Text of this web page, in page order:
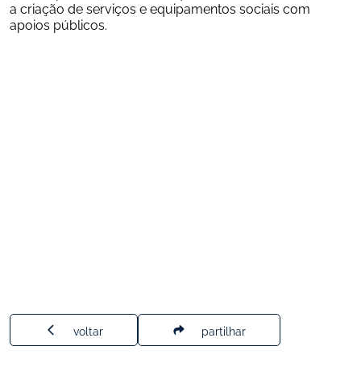
a criação de serviços e equipamentos sociais com
apoios públicos.
voltar partilhar